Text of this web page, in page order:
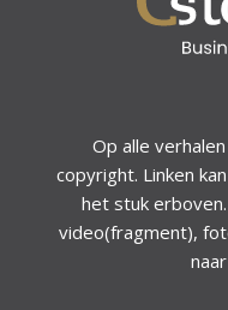
Op alle
copyright. Linken
het stuk
video(fragment),